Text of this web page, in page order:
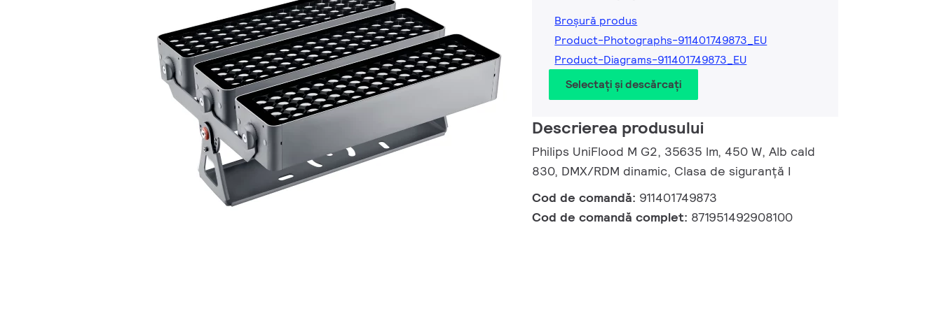
Broșură produs
Product-Photographs-911401749873_EU
Product-Diagrams-911401749873_EU
Selectați și descărcați
Descrierea produsului
Philips UniFlood M G2, 35635 lm, 450 W, Alb cald
830, DMX/RDM dinamic, Clasa de siguranță I
Cod de comandă: 911401749873
Cod de comandă complet: 871951492908100